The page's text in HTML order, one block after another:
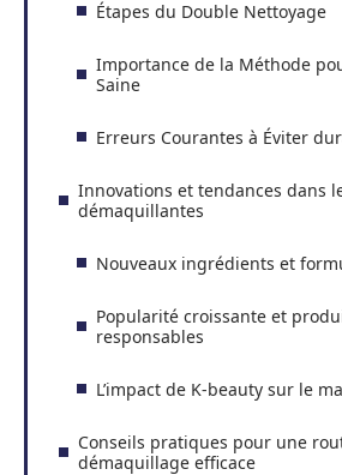
Étapes du Double Nettoyage
Importance de la Méthode
Saine
Erreurs Courantes à Éviter
Innovations et tendances dans
démaquillantes
Nouveaux ingrédients et
Popularité croissante et
responsables
L’impact de K-beauty sur le
Conseils pratiques pour une
démaquillage efficace